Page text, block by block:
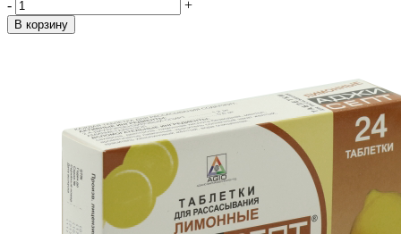
-
+
В корзину